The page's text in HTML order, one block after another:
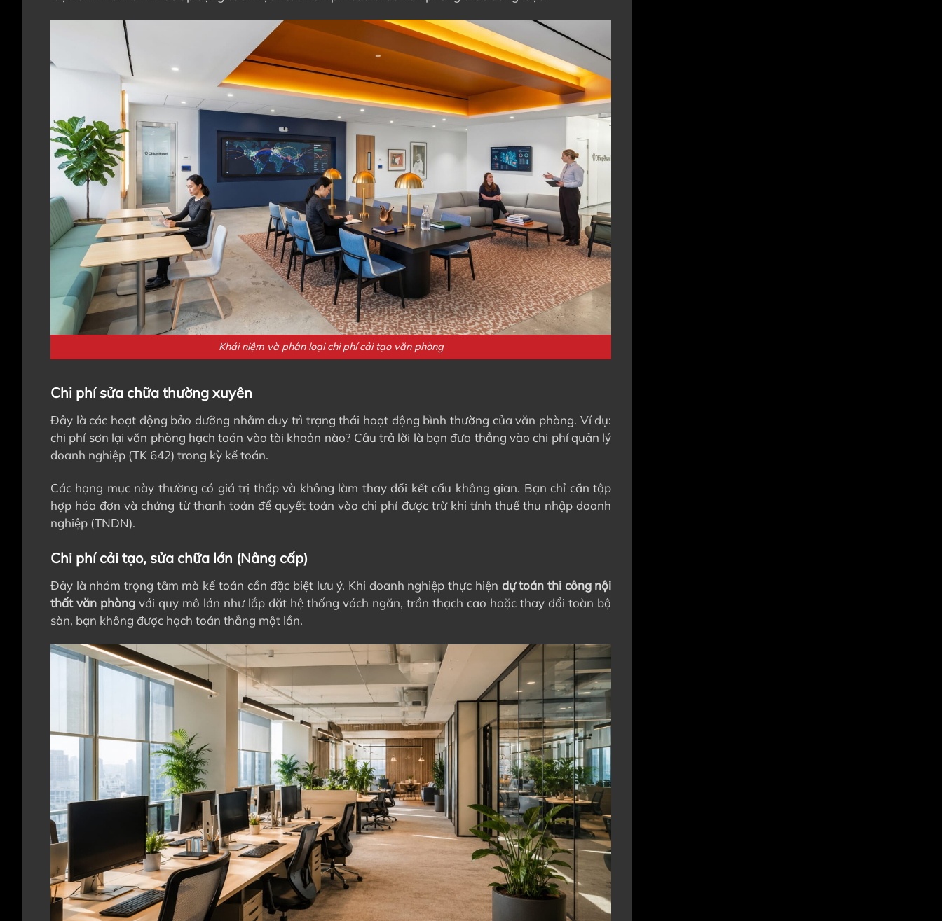
Khái niệm và phân loại chi phí cải tạo văn phòng
Chi phí sửa chữa thường xuyên
Đây là các hoạt động bảo dưỡng nhằm duy trì trạng thái hoạt động bình thường của văn phòng. Ví dụ:
chi phí sơn lại văn phòng hạch toán vào tài khoản nào? Câu trả lời là bạn đưa thẳng vào chi phí quản lý
doanh nghiệp (TK 642) trong kỳ kế toán.
Các hạng mục này thường có giá trị thấp và không làm thay đổi kết cấu không gian. Bạn chỉ cần tập
hợp hóa đơn và chứng từ thanh toán để quyết toán vào chi phí được trừ khi tính thuế thu nhập doanh
nghiệp (TNDN).
Chi phí cải tạo, sửa chữa lớn (Nâng cấp)
Đây là nhóm trọng tâm mà kế toán cần đặc biệt lưu ý. Khi doanh nghiệp thực hiện dự toán thi công nội
thất văn phòng với quy mô lớn như lắp đặt hệ thống vách ngăn, trần thạch cao hoặc thay đổi toàn bộ
sàn, bạn không được hạch toán thẳng một lần.